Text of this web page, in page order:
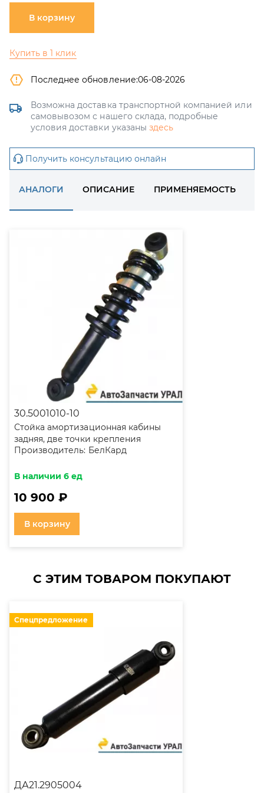
В корзину
Купить в 1 клик
Последнее обновление:06-08-2026
Возможна доставка транспортной компанией или
самовывозом с нашего склада, подробные
условия доставки указаны здесь
Получить консультацию онлайн
АНАЛОГИ ОПИСАНИЕ ПРИМЕНЯЕМОСТЬ
30.5001010-10
Стойка амортизационная кабины
задняя, две точки крепления
(бескапотный Урал) (ан.
Производитель: БелКард
В наличии 6 ед
10 900 ₽
В корзину
С ЭТИМ ТОВАРОМ ПОКУПАЮТ
Спецпредложение
ДА21.2905004